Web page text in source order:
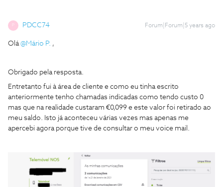
PDCC74 Forum|Forum|5 years ago
Olá@Mário P. ,
Obrigado pela resposta.
Entretanto fui à área de cliente e como eu tinha escrito
anteriormente tenho chamadas indicadas como tendo custo 0
mas que na realidade custaram €0,099 e este valor foi retirado ao
meu saldo. Isto já aconteceu várias vezes mas apenas me
apercebi agora porque tive de consultar o meu voice mail.